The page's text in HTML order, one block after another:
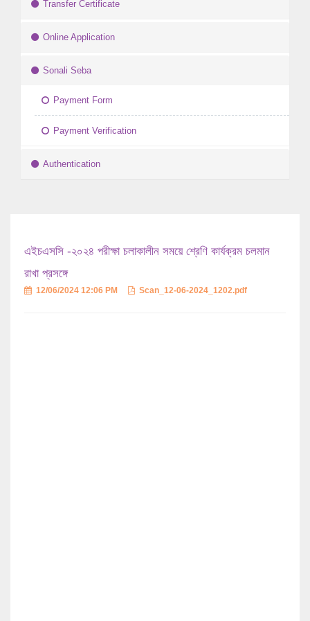
Transfer Certificate
Online Application
Sonali Seba
Payment Form
Payment Verification
Authentication
এইচএসসি -২০২৪ পরীক্ষা চলাকালীন সময়ে শ্রেণি কার্যক্রম চলমান
রাখা প্রসঙ্গে
12/06/2024 12:06 PM Scan_12-06-2024_1202.pdf